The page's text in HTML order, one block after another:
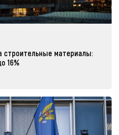
строительные материалы:
16%